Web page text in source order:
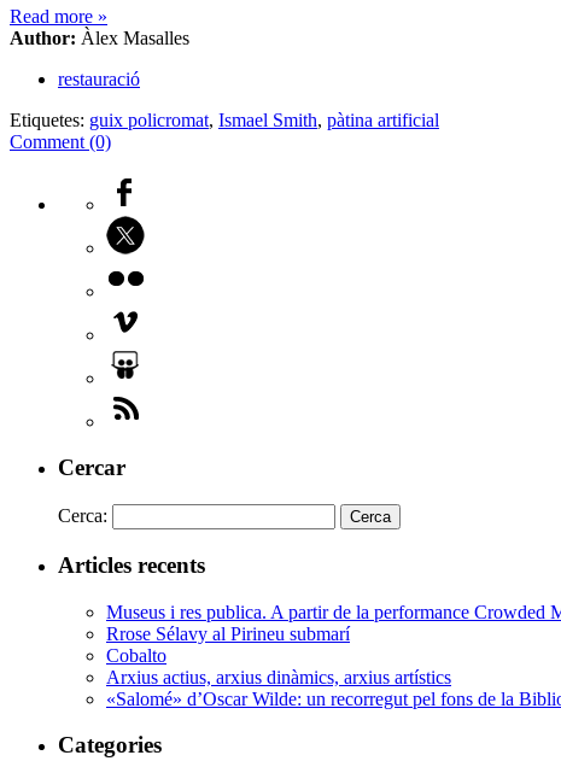
Read more »
Author: Àlex Masalles
restauració
Etiquetes: guix policromat, Ismael Smith, pàtina artificial
Comment (0)
Cercar
Cerca:
Articles recents
Museus i res publica. A partir de la performance Crowded
Rrose Sélavy al Pirineu submarí
Cobalto
Arxius actius, arxius dinàmics, arxius artístics
«Salomé» d’Oscar Wilde: un recorregut pel fons de la
Categories